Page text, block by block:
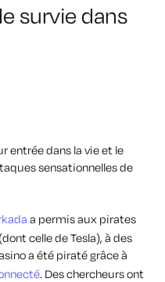
survie dans
entrée dans la vie et le
sensationnelles de
a permis aux pirates
celle de Tesla), à des
a été piraté grâce à
. Des chercheurs ont